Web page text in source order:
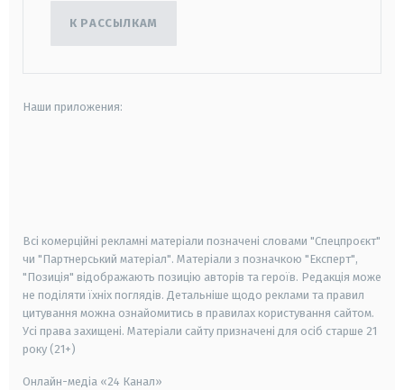
К РАССЫЛКАМ
Наши приложения:
Всі комерційні рекламні матеріали позначені словами "Спецпроєкт"
чи "Партнерський матеріал". Матеріали з позначкою "Експерт",
"Позиція" відображають позицію авторів та героїв. Редакція може
не поділяти їхніх поглядів. Детальніше щодо реклами та правил
цитування можна ознайомитись в правилах користування сайтом.
Усі права захищені. Матеріали сайту призначені для осіб старше 21
року (21+)
Онлайн-медіа «24 Канал»